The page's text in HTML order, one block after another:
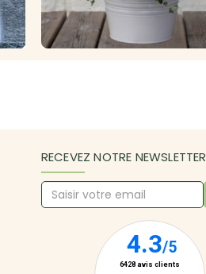
RECEVEZ NOTRE NEWSLETTER